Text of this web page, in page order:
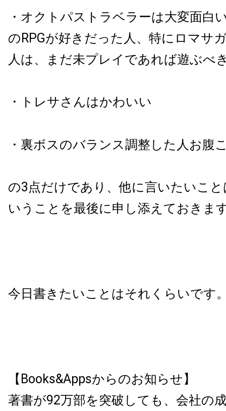
・オクトパストラベラーは大変面白
のRPGが好きだった人、特にロマサ
人は、まだ未プレイであれば遊ぶべ
・トレサさんはかわいい
・裏ボスのバランス調整した人お腹
の3点だけであり、他に言いたいこ
いうことを最後に申し添えておきま
今日書きたいことはそれくらいです
【Books&Appsからのお知らせ】
著書が92万部を突破しても、会社の